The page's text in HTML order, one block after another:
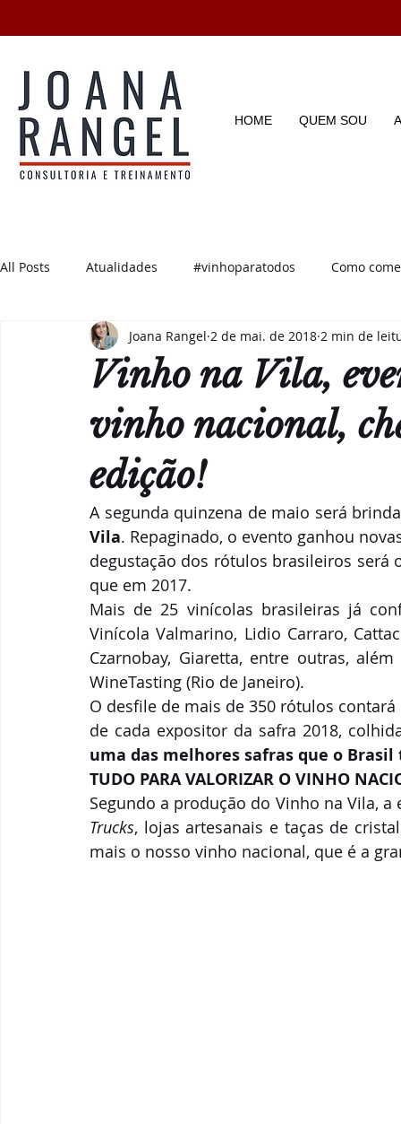
HOME QUEM SOU
All Posts Atualidades #vinhoparatodos Como
Degustações Enotícias Enoturismo Dicas e
Parcerias & Business Notas de "Bebelier"
Recomendações
Vinho na Vila,
vinho nacional,
edição!
Joana Rangel 2 de mai. de 2018 2 min de
A segunda quinzena de maio será
Vila. Repaginado, o evento ganhou
degustação dos rótulos brasileiros será
que em 2017.
Mais de 25 vinícolas brasileiras já
Vinícola Valmarino, Lidio Carraro,
Czarnobay, Giaretta, entre outras,
WineTasting (Rio de Janeiro).
O desfile de mais de 350 rótulos
de cada expositor da safra 2018,
uma das melhores safras que o
TUDO PARA VALORIZAR O VINHO
Segundo a produção do Vinho na Vila,
Trucks, lojas artesanais e taças de
mais o nosso vinho nacional, que é a